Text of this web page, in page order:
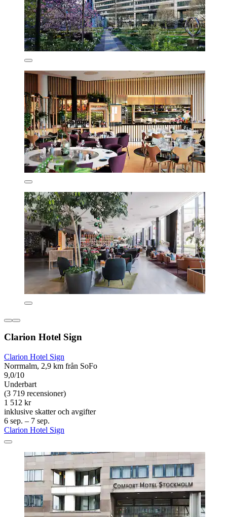
Clarion Hotel Sign
Clarion Hotel Sign
Norrmalm, 2,9 km från SoFo
9,0/10
Underbart
(3 719 recensioner)
1 512 kr
inklusive skatter och avgifter
6 sep. – 7 sep.
Clarion Hotel Sign